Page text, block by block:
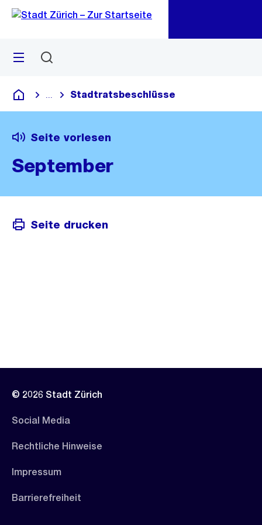
Navigation
Sprunglink
Menü
Deutsch
Blende alle Breadcrumbs ein
Stadtratsbeschlüsse
Seite vorlesen
September
Seite drucken
© 2026 Stadt Zürich
Social Media
Rechtliche Hinweise
Impressum
Barrierefreiheit